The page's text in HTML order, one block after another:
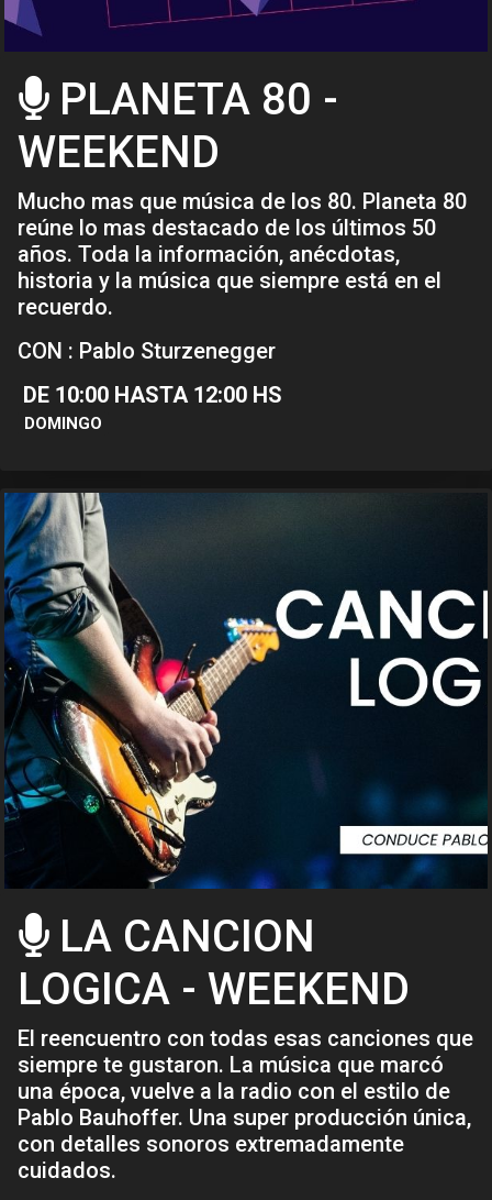
PLANETA 80 -
WEEKEND
Mucho mas que música de los 80. Planeta 80
reúne lo mas destacado de los últimos 50
años. Toda la información, anécdotas,
historia y la música que siempre está en el
recuerdo.
CON : Pablo Sturzenegger
DE 10:00 HASTA 12:00 HS
DOMINGO
LA CANCION
LOGICA - WEEKEND
El reencuentro con todas esas canciones que
siempre te gustaron. La música que marcó
una época, vuelve a la radio con el estilo de
Pablo Bauhoffer. Una super producción única,
con detalles sonoros extremadamente
cuidados.